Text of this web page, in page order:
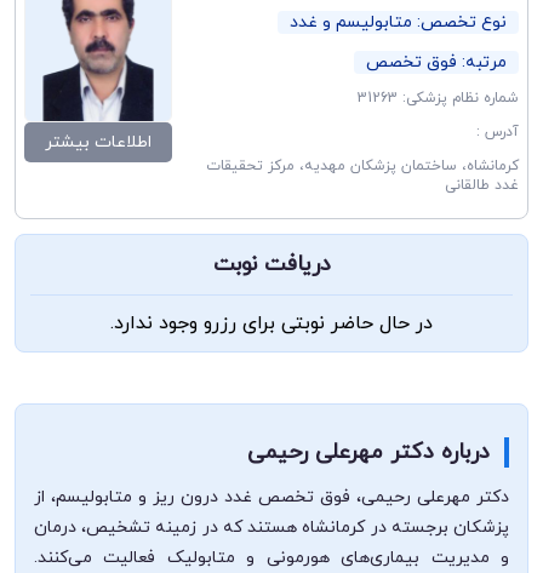
نوع تخصص: متابولیسم و غدد
مرتبه: فوق تخصص
شماره نظام پزشکی: 31263
آدرس :
کرمانشاه، ساختمان پزشکان مهدیه، مرکز تحقیقات
غدد طالقانی
اطلاعات بیشتر
دریافت نوبت
در حال حاضر نوبتی برای رزرو وجود ندارد.
درباره دکتر مهرعلی رحیمی
دکتر مهرعلی رحیمی، فوق تخصص غدد درون ریز و متابولیسم، از
پزشکان برجسته در کرمانشاه هستند که در زمینه تشخیص، درمان
و مدیریت بیماری‌های هورمونی و متابولیک فعالیت می‌کنند.